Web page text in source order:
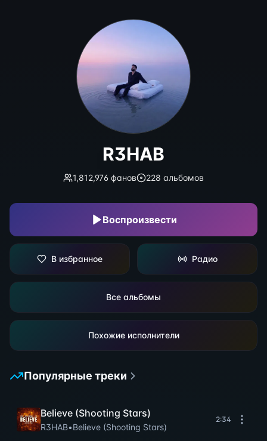
R3HAB
1,812,976 фанов 228 альбомов
Воспроизвести
В избранное Радио
Все альбомы
Похожие исполнители
Популярные треки
Believe (Shooting Stars)
R3HAB•Believe (Shooting Stars)
2:34